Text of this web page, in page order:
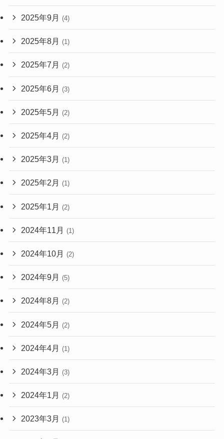
2025年9月 (4)
2025年8月 (1)
2025年7月 (2)
2025年6月 (3)
2025年5月 (2)
2025年4月 (2)
2025年3月 (1)
2025年2月 (1)
2025年1月 (2)
2024年11月 (1)
2024年10月 (2)
2024年9月 (5)
2024年8月 (2)
2024年5月 (2)
2024年4月 (1)
2024年3月 (3)
2024年1月 (2)
2023年3月 (1)